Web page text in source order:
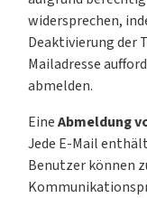
widersprechen,
Deaktivierung der
Mailadresse
abmelden.
EineAbmeldung
Jede E-Mail
Benutzer können